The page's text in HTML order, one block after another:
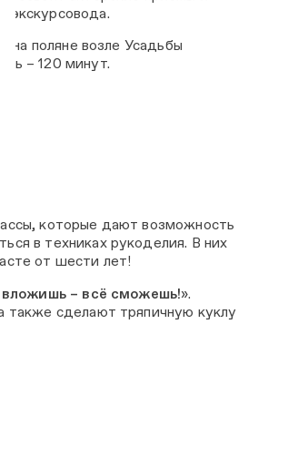
экскурсовода.
на поляне возле Усадьбы
– 120 минут.
которые дают возможность
в техниках рукоделия. В них
от шести лет!
– всё сможешь!».
также сделают тряпичную куклу